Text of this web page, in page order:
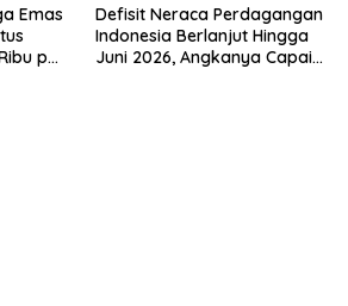
Emas
per
Defisit Neraca Perdagangan
Indonesia Berlanjut Hingga
Juni 2026, Angkanya Capai